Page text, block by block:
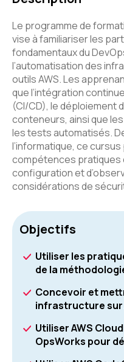
Le programme de
vise à familiariser les
fondamentaux du
l’automatisation des
outils AWS. Les
que l’intégration
(CI/CD), le déploiement
conteneurs, ainsi que
les tests automatisés.
l’informatique, ce
compétences pratiques
configuration et
considérations de
Objectifs
Utiliser les
de la
Concevoir et
infrastructure sur
Utiliser AWS
OpsWorks pour